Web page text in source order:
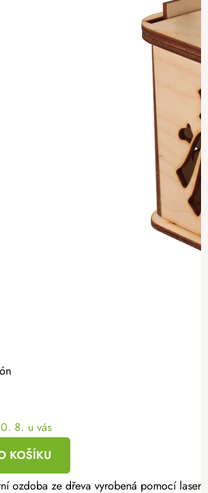
8. u vás
KOŠÍKU
ozdoba ze dřeva vyrobená pomocí